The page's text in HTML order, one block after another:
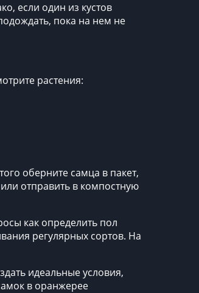
если один из кустов
пока на нем не
растения:
оберните самца в пакет,
отправить в компостную
как определить пол
регулярных сортов. На
идеальные условия,
в оранжерее